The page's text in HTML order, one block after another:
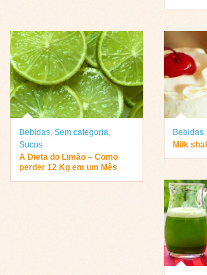
Bebidas Sem categoria
Sucos
A Dieta do Limão – Como
perder 12 Kg em um Mês
Bebidas
Milk